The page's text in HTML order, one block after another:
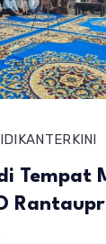
TERKINI
Tempat